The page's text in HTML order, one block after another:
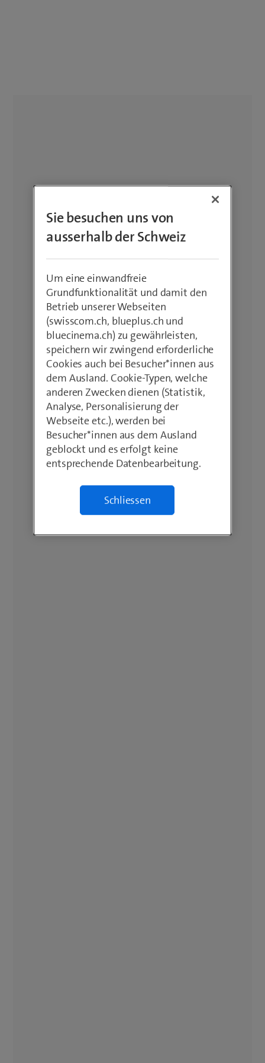
Sie besuchen uns von
ausserhalb der Schweiz
Um eine einwandfreie
Grundfunktionalität und damit den
Betrieb unserer Webseiten
(swisscom.ch, blueplus.ch und
bluecinema.ch) zu gewährleisten,
speichern wir zwingend erforderliche
Cookies auch bei Besucher*innen aus
dem Ausland. Cookie-Typen, welche
anderen Zwecken dienen (Statistik,
Analyse, Personalisierung der
Webseite etc.), werden bei
Besucher*innen aus dem Ausland
geblockt und es erfolgt keine
entsprechende Datenbearbeitung.
Schliessen